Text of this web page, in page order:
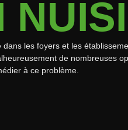
les foyers et les
de nombreuses
à ce problème.